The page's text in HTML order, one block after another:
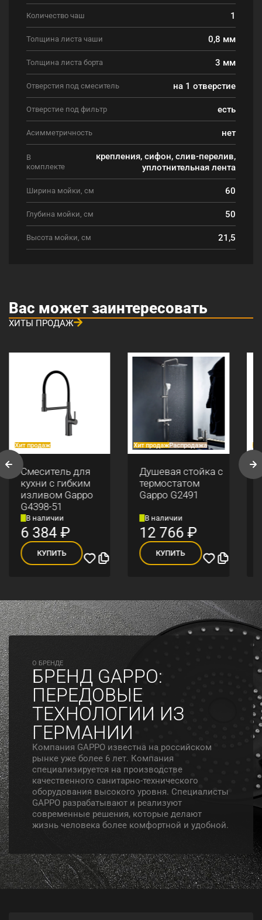
Количество чаш 1
Толщина листа чаши 0,8 мм
Толщина листа борта 3 мм
Отверстия под смеситель на 1 отверстие
Отверстие под фильтр есть
Асимметричность нет
В
комплекте
крепления, сифон, слив-перелив,
уплотнительная лента
Ширина мойки, см 60
Глубина мойки, см 50
Высота мойки, см 21,5
Вас может заинтересовать
ХИТЫ ПРОДАЖ
Хит продаж
Смеситель для
кухни с гибким
изливом Gappo
G4398-51
В наличии
6 384₽
КУПИТЬ
Хит продажРаспродажа
Душевая стойка с
термостатом
Gappo G2491
В наличии
12 766₽
КУПИТЬ
O БРЕНДЕ
БРЕНД GAPPO:
ПЕРЕДОВЫЕ
ТЕХНОЛОГИИ ИЗ
ГЕРМАНИИ
Компания GAPPO известна на российском
рынке уже более 6 лет. Компания
специализируется на производстве
качественного санитарно-технического
оборудования высокого уровня. Специалисты
GAPPO разрабатывают и реализуют
современные решения, которые делают
жизнь человека более комфортной и удобной.